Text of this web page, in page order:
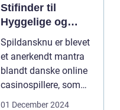
Stifinder til
Hyggelige og
Underholdende
Online Casinoer
Spildansknu er blevet
et anerkendt mantra
blandt danske online
casinospillere, som
søger unde...
01 December 2024